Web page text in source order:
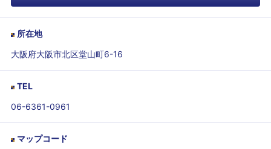
所在地
大阪府大阪市北区堂山町6-16
TEL
06-6361-0961
マップコード